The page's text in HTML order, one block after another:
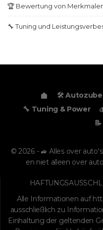
🏆 Bewertung von
🔧 Tuning und
🛠️
🔧 Tuning & Power
© 2026 - 🚙 Alles over
en niet alleen over
Alle Informationen auf
ausschließlich zu
Einhaltung der geltenden